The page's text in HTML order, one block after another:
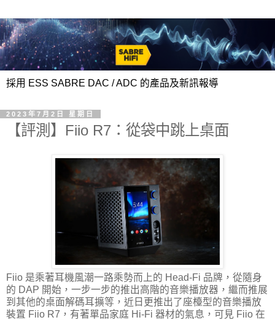
採用 ESS SABRE DAC / ADC 的產品及新訊報導
2023年7月2日 星期日
【評測】Fiio R7：從袋中跳上桌面
Fiio 是乘著耳機風潮一路乘勢而上的 Head-Fi 品牌，從隨身
的 DAP 開始，一步一步的推出高階的音樂播放器，繼而推展
到其他的桌面解碼耳擴等，近日更推出了座檯型的音樂播放
裝置 Fiio R7，有著單品家庭 Hi-Fi 器材的氣息，可見 Fiio 在